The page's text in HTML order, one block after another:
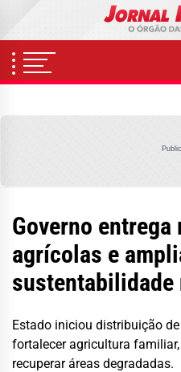
content
Governo entrega
agrícolas e
sustentabilidade
Estado iniciou distribuição
fortalecer agricultura
recuperar áreas degradadas.